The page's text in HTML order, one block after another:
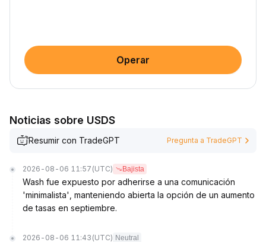
Operar
Noticias sobre USDS
Resumir con TradeGPT Pregunta a TradeGPT
2026-08-06 11:57 (UTC) Bajista
Wash fue expuesto por adherirse a una comunicación
'minimalista', manteniendo abierta la opción de un aumento
de tasas en septiembre.
2026-08-06 11:43 (UTC) Neutral